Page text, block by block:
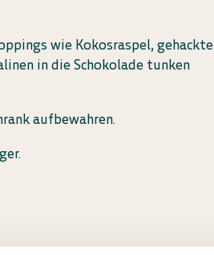
wie Kokosraspel, gehackte
in die Schokolade tunken
aufbewahren.